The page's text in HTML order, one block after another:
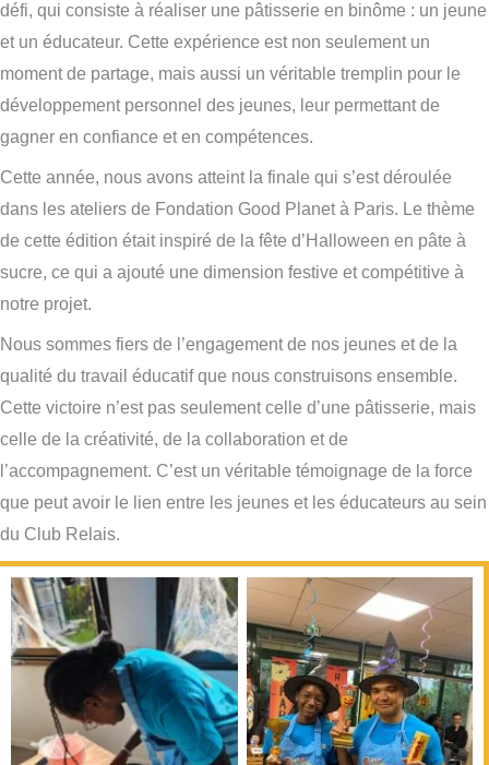
défi, qui consiste à réaliser une pâtisserie en binôme : un jeune
et un éducateur. Cette expérience est non seulement un
moment de partage, mais aussi un véritable tremplin pour le
développement personnel des jeunes, leur permettant de
gagner en confiance et en compétences.
Cette année, nous avons atteint la finale qui s’est déroulée
dans les ateliers de Fondation Good Planet à Paris. Le thème
de cette édition était inspiré de la fête d’Halloween en pâte à
sucre, ce qui a ajouté une dimension festive et compétitive à
notre projet.
Nous sommes fiers de l’engagement de nos jeunes et de la
qualité du travail éducatif que nous construisons ensemble.
Cette victoire n’est pas seulement celle d’une pâtisserie, mais
celle de la créativité, de la collaboration et de
l’accompagnement. C’est un véritable témoignage de la force
que peut avoir le lien entre les jeunes et les éducateurs au sein
du Club Relais.
Défi Gourmand 2024 Défi Gourmand 2024